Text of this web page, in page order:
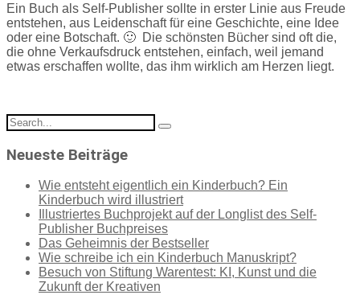
Ein Buch als Self-Publisher sollte in erster Linie aus Freude
entstehen, aus Leidenschaft für eine Geschichte, eine Idee
oder eine Botschaft. 🙂 Die schönsten Bücher sind oft die,
die ohne Verkaufsdruck entstehen, einfach, weil jemand
etwas erschaffen wollte, das ihm wirklich am Herzen liegt.
Search
for:
Neueste Beiträge
Wie entsteht eigentlich ein Kinderbuch? Ein
Kinderbuch wird illustriert
Illustriertes Buchprojekt auf der Longlist des Self-
Publisher Buchpreises
Das Geheimnis der Bestseller
Wie schreibe ich ein Kinderbuch Manuskript?
Besuch von Stiftung Warentest: KI, Kunst und die
Zukunft der Kreativen